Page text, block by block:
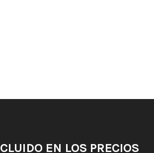
EN LOS PRECIOS